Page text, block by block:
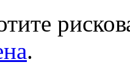
.